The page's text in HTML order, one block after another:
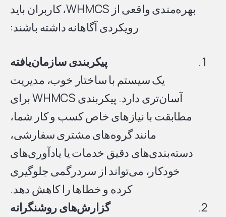
بهره‌مندی واقعی از WHMCS، کاربران باید
رویکردی آگاهانه داشته باشند:
پیکربندی سازمان‌یافته
یک سیستم با ساختار خوب، مدیریت
آسان‌تری دارد. پیکربندی WHMCS برای
مطابقت با نیازهای خاص کسب و کار شما،
مانند گروه‌های مشتری سفارشی،
دسته‌بندی‌های دقیق خدمات یا یادآوری‌های
خودکار، می‌تواند از سردرگمی جلوگیری
کرده و خطاها را کاهش دهد.
گزارش‌های روشنگرانه